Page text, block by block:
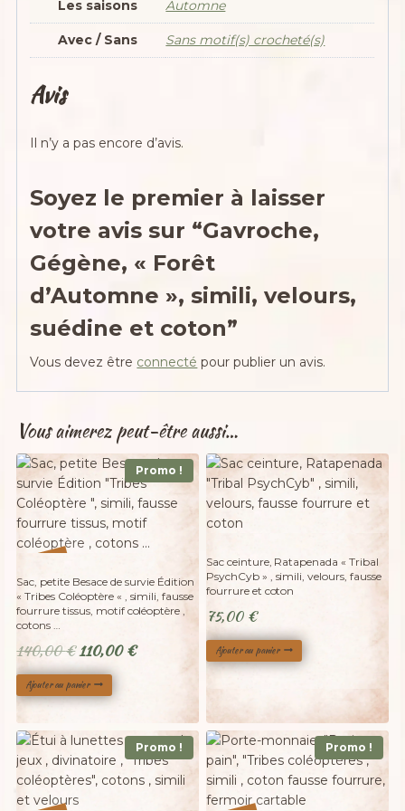
Les saisons Automne
Avec / Sans Sans motif(s) crocheté(s)
Avis
Il n’y a pas encore d’avis.
Soyez le premier à laisser
votre avis sur “Gavroche,
Gégène, « Forêt
d’Automne », simili, velours,
suédine et coton”
Vous devez être connecté pour publier un avis.
Vous aimerez peut-être aussi…
Promo !
Sac, petite Besace de survie Édition
« Tribes Coléoptère « , simili, fausse
fourrure tissus, motif coléoptère ,
cotons …
140,00€ Le
prix
initial
140,00 €.
110,00€Le
110,00 €.
Ajouter au panier
Sac ceinture, Ratapenada « Tribal
PsychCyb » , simili, velours, fausse
fourrure et coton
75,00 €
Ajouter au panier
Promo ! Promo !